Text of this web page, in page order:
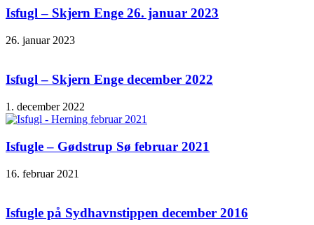
Isfugl – Skjern Enge 26. januar 2023
26. januar 2023
Isfugl – Skjern Enge december 2022
1. december 2022
Isfugle – Gødstrup Sø februar 2021
16. februar 2021
Isfugle på Sydhavnstippen december 2016